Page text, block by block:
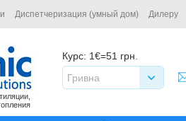
Диспетчеризация (умный дом) Дилеру
Курс: 1€=51 грн.
Гривна